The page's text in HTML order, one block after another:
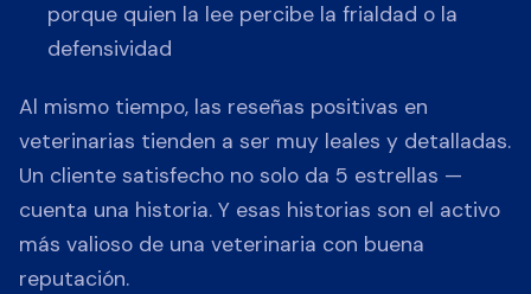
porque quien la lee percibe la frialdad o la
defensividad
Al mismo tiempo, las reseñas positivas en
veterinarias tienden a ser muy leales y detalladas.
Un cliente satisfecho no solo da 5 estrellas —
cuenta una historia. Y esas historias son el activo
más valioso de una veterinaria con buena
reputación.